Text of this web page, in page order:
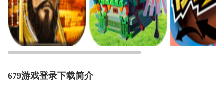
679游戏登录下载简介